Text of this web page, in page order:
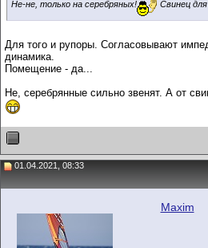
Не-не, только на серебряных! Свинец для
Для того и рупоры. Согласовывают
динамика.
Помещение - да...
Не, серебрянные сильно звенят. А от
01.04.2021, 08:33
Maxim